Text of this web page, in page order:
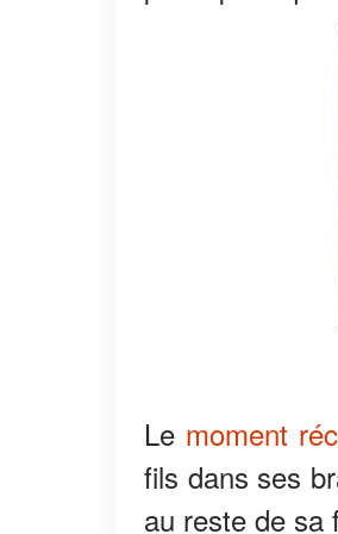
Le moment
fils dans ses
au reste de sa